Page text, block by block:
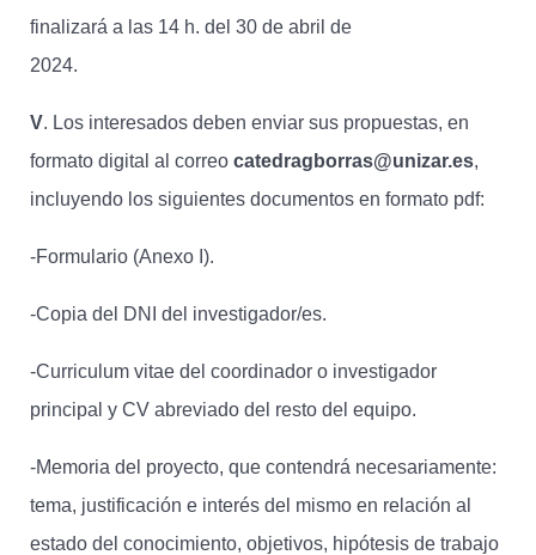
finalizará a las 14 h. del 30 de abril de
2024.
V. Los interesados deben enviar sus propuestas, en
formato digital al correo catedragborras@unizar.es,
incluyendo los siguientes documentos en formato pdf:
-Formulario (Anexo I).
-Copia del DNI del investigador/es.
-Curriculum vitae del coordinador o investigador
principal y CV abreviado del resto del equipo.
-Memoria del proyecto, que contendrá necesariamente:
tema, justificación e interés del mismo en relación al
estado del conocimiento, objetivos, hipótesis de trabajo